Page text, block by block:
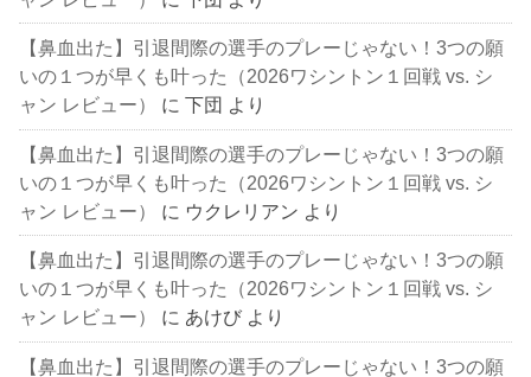
【鼻血出た】引退間際の選手のプレーじゃない！3つの願
いの１つが早くも叶った（2026ワシントン１回戦 vs. シ
ャン レビュー）
に下団 より
【鼻血出た】引退間際の選手のプレーじゃない！3つの願
いの１つが早くも叶った（2026ワシントン１回戦 vs. シ
ャン レビュー）
に ウクレリアン より
【鼻血出た】引退間際の選手のプレーじゃない！3つの願
いの１つが早くも叶った（2026ワシントン１回戦 vs. シ
ャン レビュー）
に あけび より
【鼻血出た】引退間際の選手のプレーじゃない！3つの願